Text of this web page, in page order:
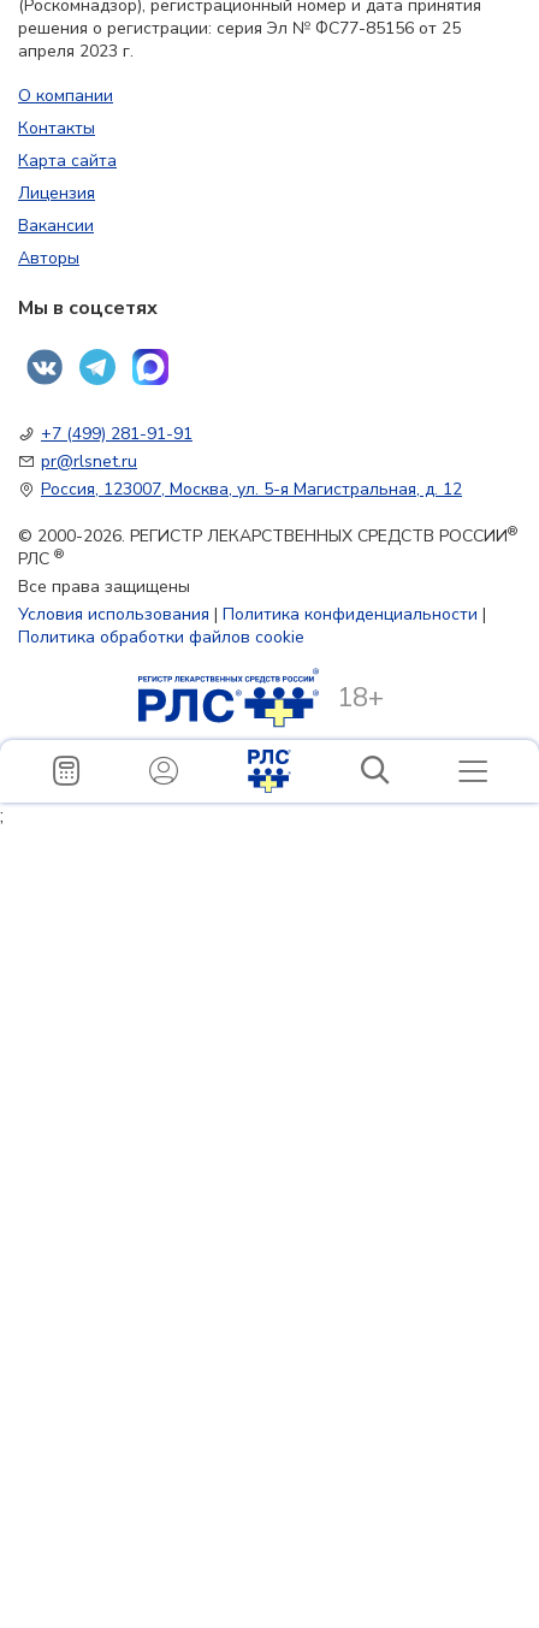
(Роскомнадзор), регистрационный номер и дата принятия
решения о регистрации: серия Эл № ФС77-85156 от 25
апреля 2023 г.
О компании
Контакты
Карта сайта
Лицензия
Вакансии
Авторы
Мы в соцсетях
+7 (499) 281-91-91
pr@rlsnet.ru
Россия, 123007, Москва, ул. 5-я Магистральная, д. 12
© 2000-2026. РЕГИСТР ЛЕКАРСТВЕННЫХ СРЕДСТВ РОССИИ®
РЛС ®
Все права защищены
Условия использования | Политика конфиденциальности |
Политика обработки файлов cookie
18+
;